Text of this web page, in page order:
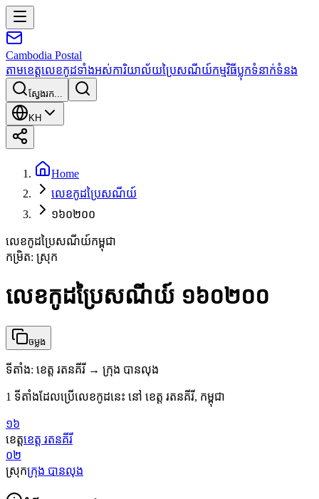
Cambodia Postal
តាមខេត្តលេខកូដទាំងអស់ការិយាល័យប្រៃសណីយ៍កម្មវិធីប្លុកទំនាក់ទំនង
ស្វែងរក...
KH
Home
លេខកូដប្រៃសណីយ៍
១៦០២០០
លេខកូដប្រៃសណីយ៍កម្ពុជា
កម្រិត: ស្រុក
លេខកូដប្រៃសណីយ៍ ១៦០២០០
ចម្លង
ទីតាំង: ខេត្ត រតនគីរី → ក្រុង បានលុង
1 ទីតាំងដែលប្រើលេខកូដនេះ នៅ ខេត្ត រតនគីរី, កម្ពុជា
១៦
ខេត្តខេត្ត រតនគីរី
០២
ស្រុកក្រុង បានលុង